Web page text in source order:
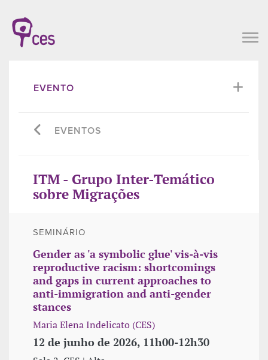
EVENTO
EVENTOS
ITM - Grupo Inter-Temático
sobre Migrações
SEMINÁRIO
Gender as 'a symbolic glue' vis-à-vis
reproductive racism: shortcomings
and gaps in current approaches to
anti-immigration and anti-gender
stances
Maria Elena Indelicato (CES)
12 de junho de 2026, 11h00-12h30